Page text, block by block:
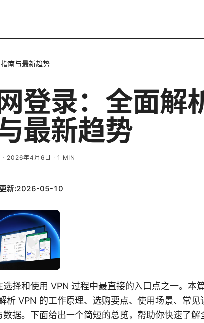
南与最新趋势
登录：全面解
最新趋势
· 2026年4月6日 · 1 MIN
新:2026-05-10
择和使用 VPN 过程中最直接的入口点之一。本
析 VPN 的工作原理、选购要点、使用场景、常见
据。下面给出一个简短的总览，帮助你快速了解